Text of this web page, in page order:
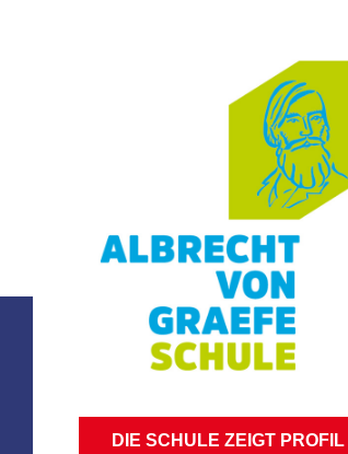
NAVIGATION
DIE SCHULE ZEIGT PROFIL